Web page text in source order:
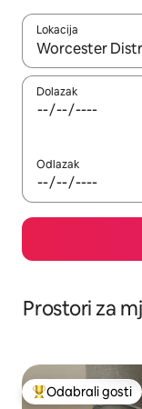
Lokacija
Kada budu
Dolazak
Odlazak
Prostori za
Među najviše
Odabrali gosti